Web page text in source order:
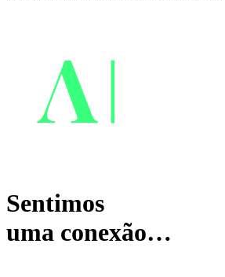
Sentimos
uma conexão…